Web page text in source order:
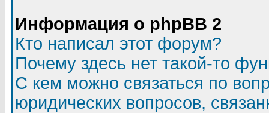
Информация о phpBB 2
Кто написал этот форум?
Почему здесь нет такой-то
С кем можно связаться по
юридических вопросов,